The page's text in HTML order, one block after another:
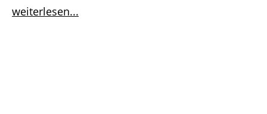
weiterlesen...